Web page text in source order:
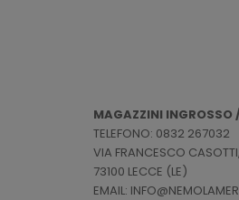
MAGAZZINI INGROSSO
TELEFONO: 0832 267032
VIA FRANCESCO
73100 LECCE (LE)
EMAIL: